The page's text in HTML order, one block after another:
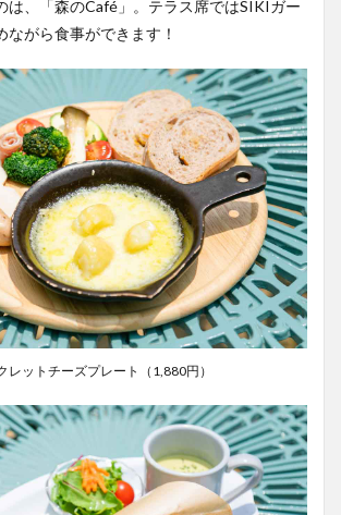
は、「森のCafé」。テラス席ではSIKIガー
ながら食事ができます！
レットチーズプレート（1,880円）